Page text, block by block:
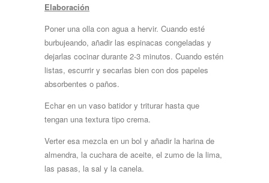
Elaboración
Poner una olla con agua a hervir. Cuando esté
burbujeando, añadir las espinacas congeladas y
dejarlas cocinar durante 2-3 minutos. Cuando estén
listas, escurrir y secarlas bien con dos papeles
absorbentes o paños.
Echar en un vaso batidor y triturar hasta que
tengan una textura tipo crema.
Verter esa mezcla en un bol y añadir la harina de
almendra, la cuchara de aceite, el zumo de la lima,
las pasas, la sal y la canela.